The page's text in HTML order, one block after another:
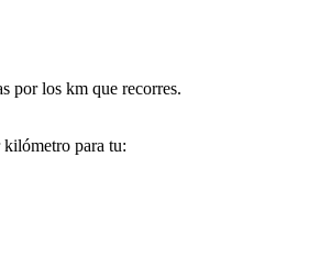
por los km que recorres.
kilómetro para tu: